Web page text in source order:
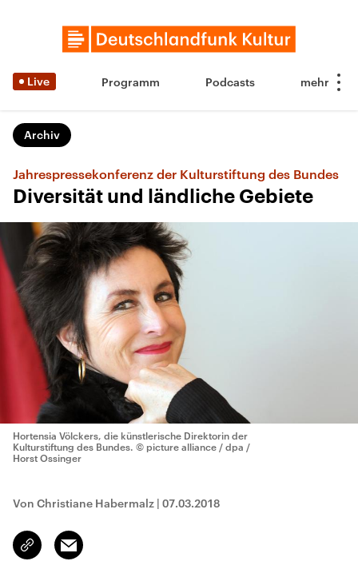
Live Programm Podcasts
Archiv
Jahrespressekonferenz der Kulturstiftung des Bundes
Diversität und ländliche Gebiete
Hortensia Völckers, die künstlerische Direktorin der
Kulturstiftung des Bundes. © picture alliance / dpa /
Horst Ossinger
Von Christiane Habermalz | 07.03.2018
Link
kopieren/teilen
Email